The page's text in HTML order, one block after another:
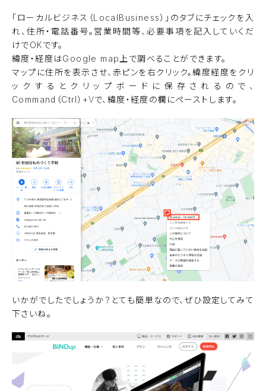
「ローカルビジネス（LocalBusiness）」のタブにチェックを入
れ、住所・電話番号。営業時間等、必要事項を記入していくだ
けでOKです。
緯度・経度はGoogle map上で調べることができます。
マップに住所を表示させ、赤ピンを右クリック。緯度経度をクリ
ックするとクリップボードに保存されるので、
Command（Ctrl）+Vで、緯度・経度の欄にペーストします。
いかがでしたでしょうか？とても簡単なので、ぜひ設定してみて
下さいね。